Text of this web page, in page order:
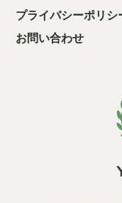
た。 そして長い沈黙
ーリアの新作の名を
ファンサイトを漁っ
ことだけだった。過
🤖🤖再会🤖🤖🤖 長い
再び唐突に天啓が下
件の聖句「
“5”。存在するはず
していることを理解
プライバシーポリシ
お問い合わせ